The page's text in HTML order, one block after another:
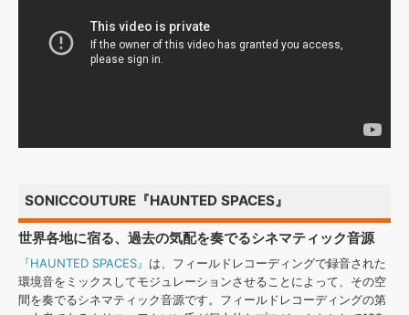
SONICCOUTURE『HAUNTED SPACES』
世界各地に宿る、過去の気配を奏でるシネマティック音源
『HAUNTED SPACES』 は、フィールドレコーディングで録音された
環境音をミックスしてモジュレーションさせることによって、その空
間を奏でるシネマティック音源です。フィールドレコーディングの第